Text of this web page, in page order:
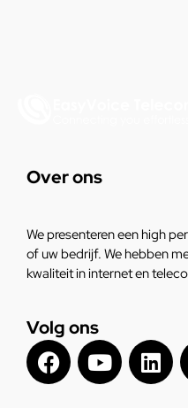
Over ons
We presenteren een high
of uw bedrijf. We hebben
kwaliteit in internet en
Volg ons